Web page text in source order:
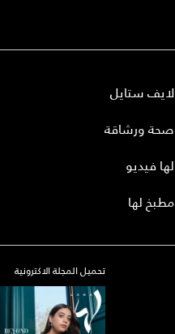
لايف ستايل
صحة ورشاقة
لها فيديو
مطبخ لها
تحميل المجلة الاكترونية